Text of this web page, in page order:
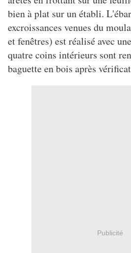
bien à plat sur un établi.
excroissances venues du
et fenêtres) est réalisé avec
quatre coins intérieurs sont
baguette en bois après
Publicité